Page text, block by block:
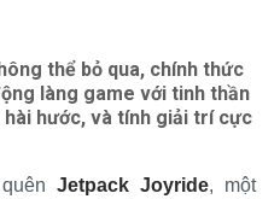
thể bỏ qua, chính thức
làng game với tinh thần
hước, và tính giải trí cực
quênJetpack Joyride, một